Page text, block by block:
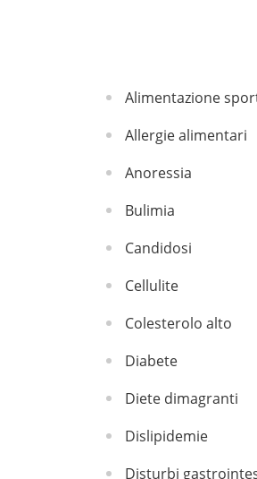
Alimentazione
Allergie alimentari
Anoressia
Bulimia
Candidosi
Cellulite
Colesterolo alto
Diabete
Diete dimagranti
Dislipidemie
Disturbi